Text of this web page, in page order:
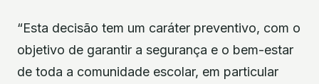
“Esta decisão tem um caráter preventivo, com o
objetivo de garantir a segurança e o bem-estar
de toda a comunidade escolar, em particular